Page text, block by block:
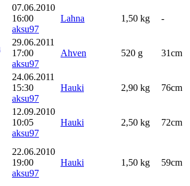
07.06.2010
16:00
aksu97
Lahna 1,50 kg -
29.06.2011
17:00
aksu97
Ahven 520 g 31cm
24.06.2011
15:30
aksu97
Hauki 2,90 kg 76cm
12.09.2010
10:05
aksu97
Hauki 2,50 kg 72cm
22.06.2010
19:00
aksu97
Hauki 1,50 kg 59cm